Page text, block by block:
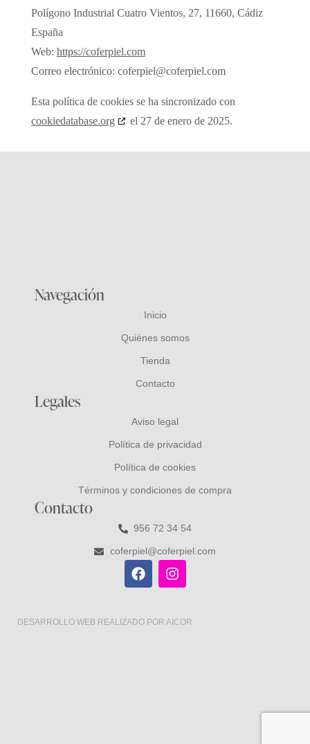
Polígono Industrial Cuatro Vientos, 27, 11660, Cádiz
España
Web: https://coferpiel.com
Correo electrónico: coferpiel@coferpiel.com
Esta política de cookies se ha sincronizado con
cookiedatabase.org
el 27 de enero de 2025.
Navegación
Inicio
Quiénes somos
Tienda
Contacto
Legales
Aviso legal
Política de privacidad
Política de cookies
Términos y condiciones de compra
Contacto
956 72 34 54
coferpiel@coferpiel.com
DESARROLLO WEB REALIZADO POR AICOR